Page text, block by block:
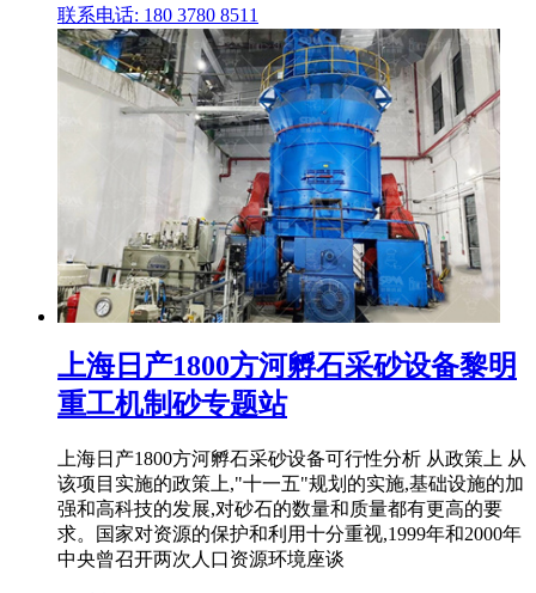
联系电话: 180 3780 8511
上海日产1800方河孵石采砂设备黎明
重工机制砂专题站
上海日产1800方河孵石采砂设备可行性分析 从政策上 从
该项目实施的政策上,"十一五"规划的实施,基础设施的加
强和高科技的发展,对砂石的数量和质量都有更高的要
求。国家对资源的保护和利用十分重视,1999年和2000年
中央曾召开两次人口资源环境座谈